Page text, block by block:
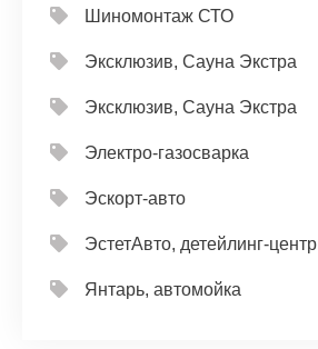
Шиномонтаж СТО
Эксклюзив, Сауна Экстра
Эксклюзив, Сауна Экстра
Электро-газосварка
Эскорт-авто
ЭстетАвто, детейлинг-центр
Янтарь, автомойка